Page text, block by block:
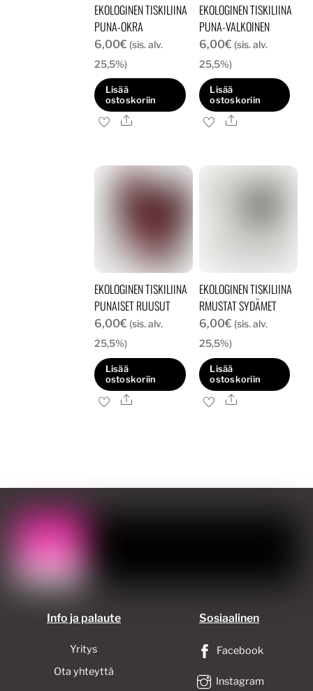
EKOLOGINEN TISKILIINA
PUNA-OKRA
6,00€ (sis. alv.
25,5%)
Lisää
ostoskoriin
Ale
EKOLOGINEN TISKILIINA
PUNA-VALKOINEN
6,00€ (sis. alv.
25,5%)
Lisää
ostoskoriin
Ale
EKOLOGINEN TISKILIINA
PUNAISET RUUSUT
6,00€ (sis. alv.
25,5%)
Lisää
ostoskoriin
Ale
EKOLOGINEN TISKILIINA
RMUSTAT SYDÄMET
6,00€ (sis. alv.
25,5%)
Lisää
ostoskoriin
Ale
Info ja palaute
Yritys
Ota yhteyttä
Sosiaalinen
Facebook
Instagram